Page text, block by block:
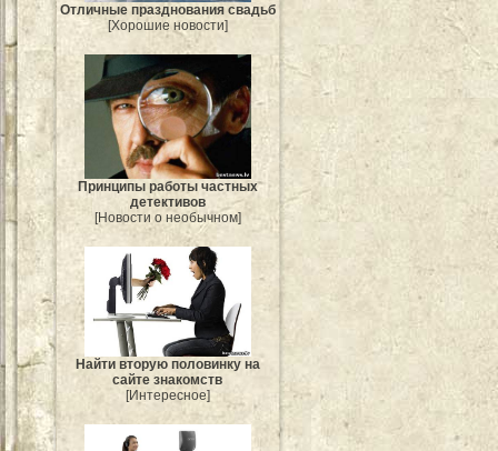
Отличные празднования свадьб
[Хорошие новости]
Принципы работы частных
детективов
[Новости о необычном]
Найти вторую половинку на
сайте знакомств
[Интересное]